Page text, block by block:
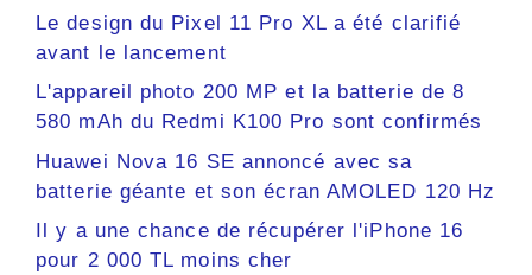
Le design du Pixel 11 Pro XL a été clarifié
avant le lancement
L'appareil photo 200 MP et la batterie de 8
580 mAh du Redmi K100 Pro sont confirmés
Huawei Nova 16 SE annoncé avec sa
batterie géante et son écran AMOLED 120 Hz
Il y a une chance de récupérer l'iPhone 16
pour 2 000 TL moins cher